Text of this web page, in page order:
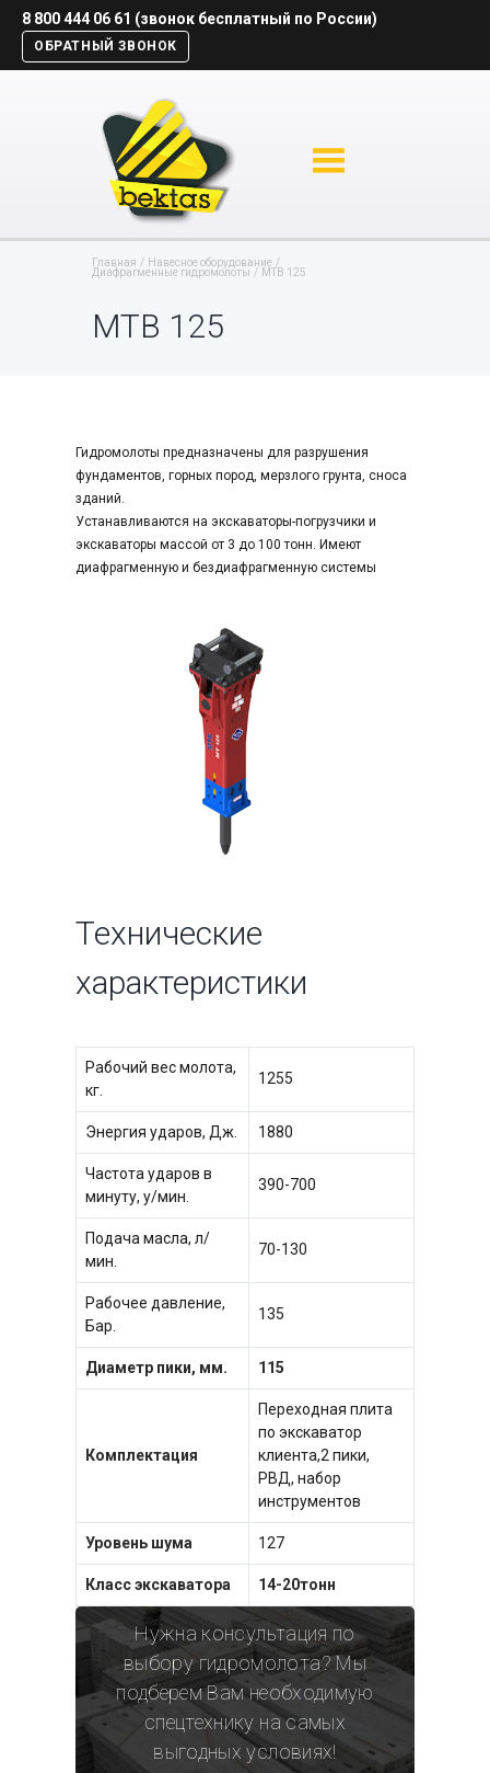
8 800 444 06 61 (звонок бесплатный по России)
ОБРАТНЫЙ ЗВОНОК
Главная
Навесное оборудование
Диафрагменные гидромолоты
MTB 125
MTB 125
Гидромолоты предназначены для разрушения
фундаментов, горных пород, мерзлого грунта, сноса
зданий.
Устанавливаются на экскаваторы-погрузчики и
экскаваторы массой от 3 до 100 тонн. Имеют
диафрагменную и бездиафрагменную системы
Технические
характеристики
Рабочий вес молота,
кг.
1255
Энергия ударов, Дж. 1880
Частота ударов в
минуту, у/мин.
390-700
Подача масла, л/
мин.
70-130
Рабочее давление,
Бар.
135
Диаметр пики, мм. 115
Комплектация
Переходная плита
по экскаватор
клиента,2 пики,
РВД, набор
инструментов
Уровень шума 127
Класс экскаватора 14-20тонн
Нужна консультация по
выбору гидромолота? Мы
подберем Вам необходимую
спецтехнику на самых
выгодных условиях!